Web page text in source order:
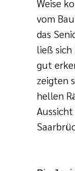
Weise
vom
das
ließ sich
gut
zeigten
hellen